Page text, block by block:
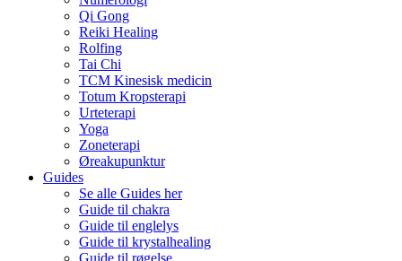
Qi Gong
Reiki Healing
Rolfing
Tai Chi
TCM Kinesisk medicin
Totum Kropsterapi
Urteterapi
Yoga
Zoneterapi
Øreakupunktur
Guides
Se alle Guides her
Guide til chakra
Guide til englelys
Guide til krystalhealing
Guide til røgelse